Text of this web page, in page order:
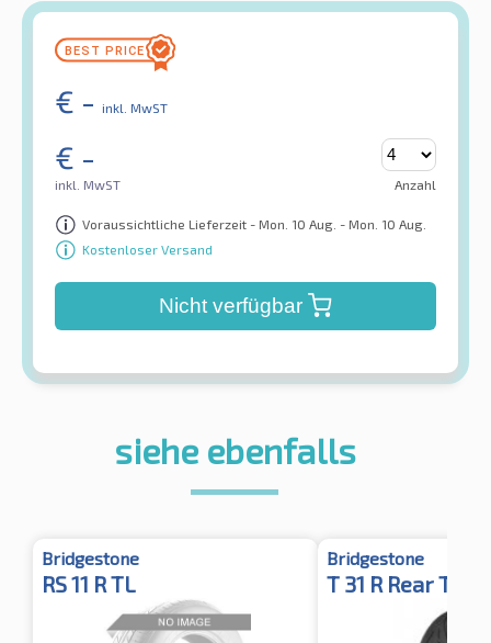
€ - inkl. MwST
€ -
inkl. MwST Anzahl
Voraussichtliche Lieferzeit - Mon. 10 Aug. - Mon. 10 Aug.
Kostenloser Versand
Nicht verfügbar
siehe ebenfalls
Bridgestone
RS 11 R TL
Bridgestone
T 31 R Rear TL